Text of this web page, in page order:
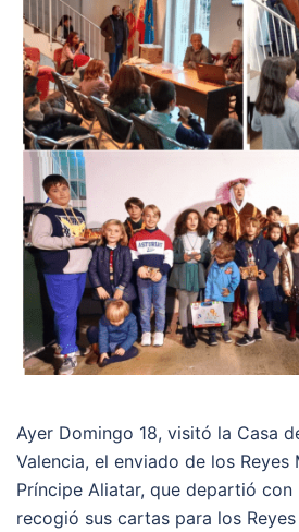
Ayer Domingo 18, visitó la Casa
Valencia, el enviado de los Reyes
Príncipe Aliatar, que departió con
recogió sus cartas para los